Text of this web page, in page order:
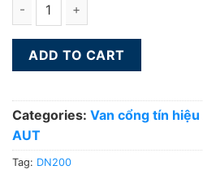
ADD TO CART
Categories: Van cổng tín
AUT
Tag: DN200